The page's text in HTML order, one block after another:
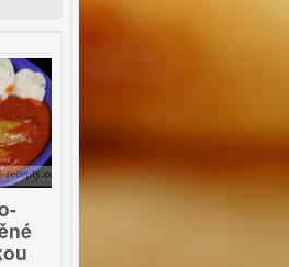
video
Jehněčí kýta na